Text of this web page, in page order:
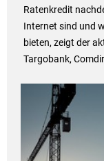
Ratenkredit
Internet sind und
bieten, zeigt der
Targobank,